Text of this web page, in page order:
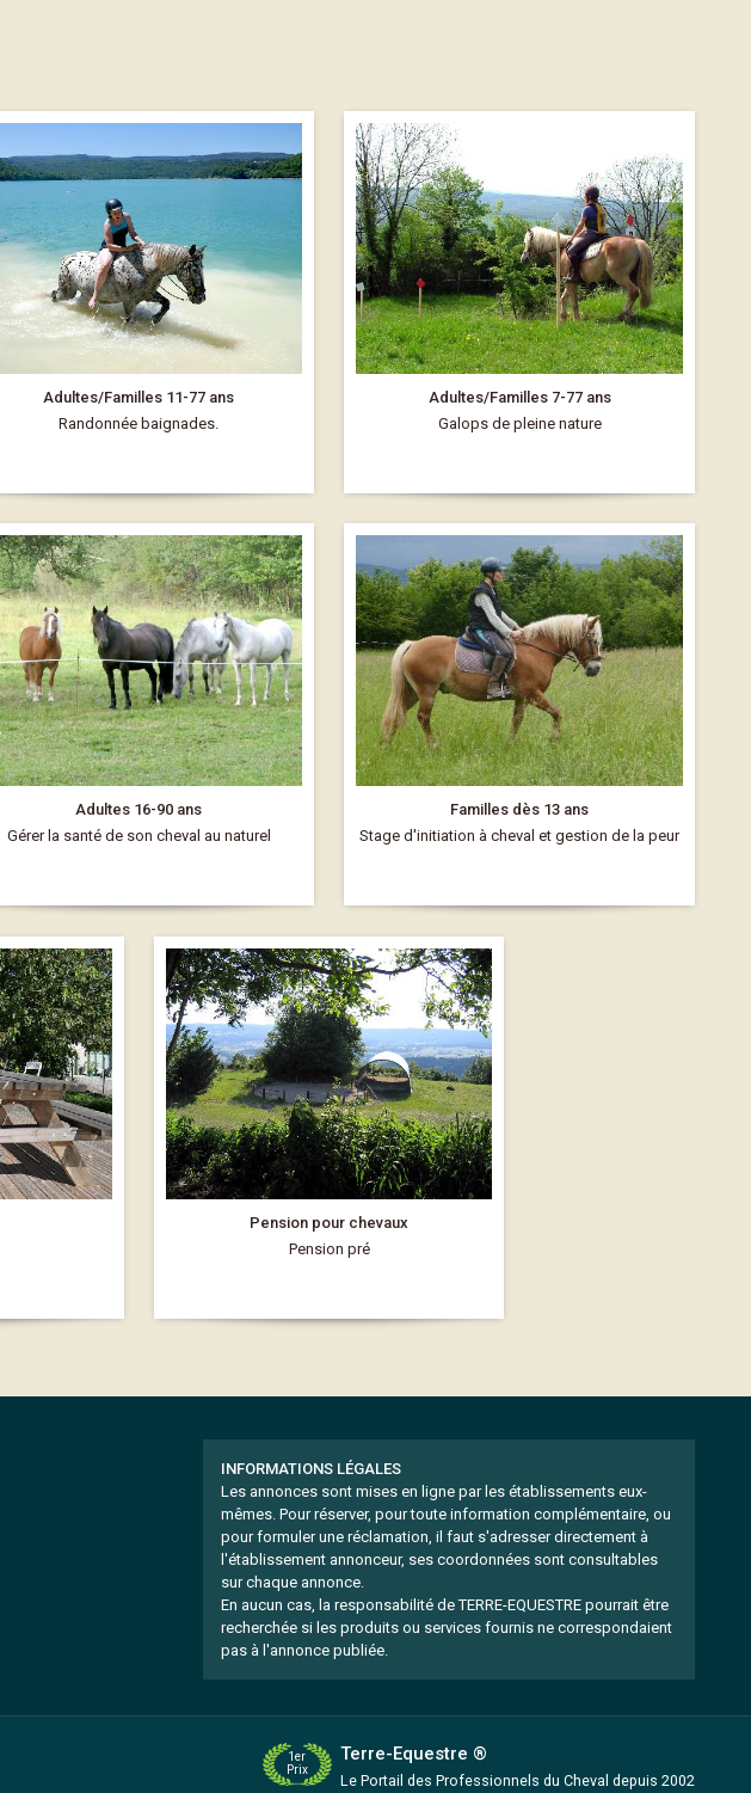
Adultes/Familles 11-77 ans
Randonnée baignades.
Adultes/Familles 7-77 ans
Galops de pleine nature
Adultes 16-90 ans
Gérer la santé de son cheval au naturel
Familles dès 13 ans
Stage d'initiation à cheval et gestion de la peur
Pension pour chevaux
Pension pré
INFORMATIONS LÉGALES
Les annonces sont mises en ligne par les établissements eux-
mêmes.Pour réserver, pour toute information complémentaire, ou
pour formuler une réclamation, il faut s'adresser directement à
l'établissement annonceur, ses coordonnées sont consultables
sur chaque annonce.
En aucun cas, la responsabilité de TERRE-EQUESTRE pourrait être
recherchée si les produits ou services fournis ne correspondaient
pas à l'annonce publiée.
1er
Prix
Terre-Equestre ®
Le Portail des Professionnels du Cheval depuis 2002